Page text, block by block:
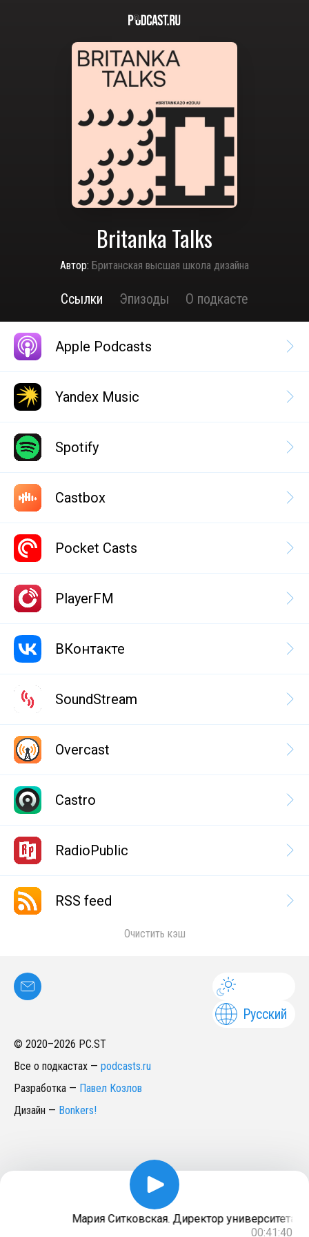
Britanka Talks
Автор: Британская высшая школа дизайна
Ссылки Эпизоды О подкасте
Apple Podcasts
Yandex Music
Spotify
Castbox
Pocket Casts
PlayerFM
ВКонтакте
SoundStream
Overcast
Castro
RadioPublic
RSS feed
Очистить кэш
Русский
© 2020–2026 PC.ST
Все о подкастах — podcasts.ru
Разработка — Павел Козлов
Дизайн — Bonkers!
Мария Ситковская. Директор университета
00:41:40